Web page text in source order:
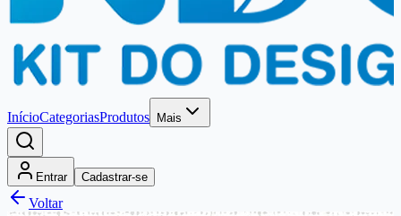
InícioCategoriasProdutos Mais
Entrar Cadastrar-se
Voltar